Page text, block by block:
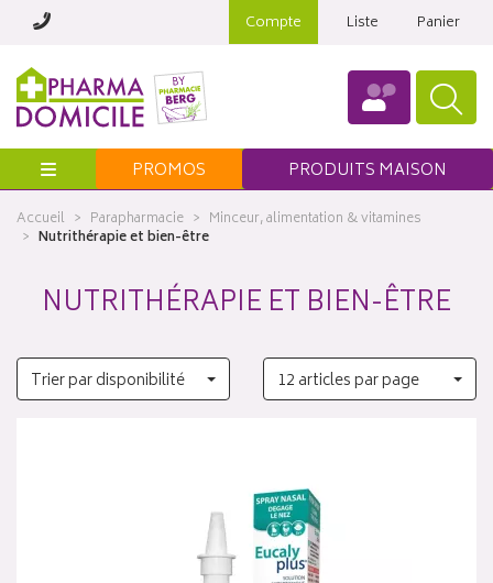
Compte Liste Panier
Menu PROMOS PRODUITS MAISON
Accueil Parapharmacie
Minceur, alimentation & vitamines
Nutrithérapie et bien-être
NUTRITHÉRAPIE ET BIEN-ÊTRE
Trier par disponibilité 12 articles par page